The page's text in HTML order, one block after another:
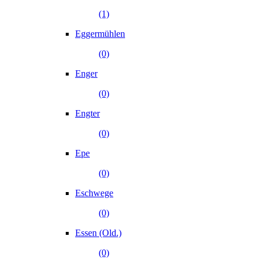
(1)
Eggermühlen
(0)
Enger
(0)
Engter
(0)
Epe
(0)
Eschwege
(0)
Essen (Old.)
(0)